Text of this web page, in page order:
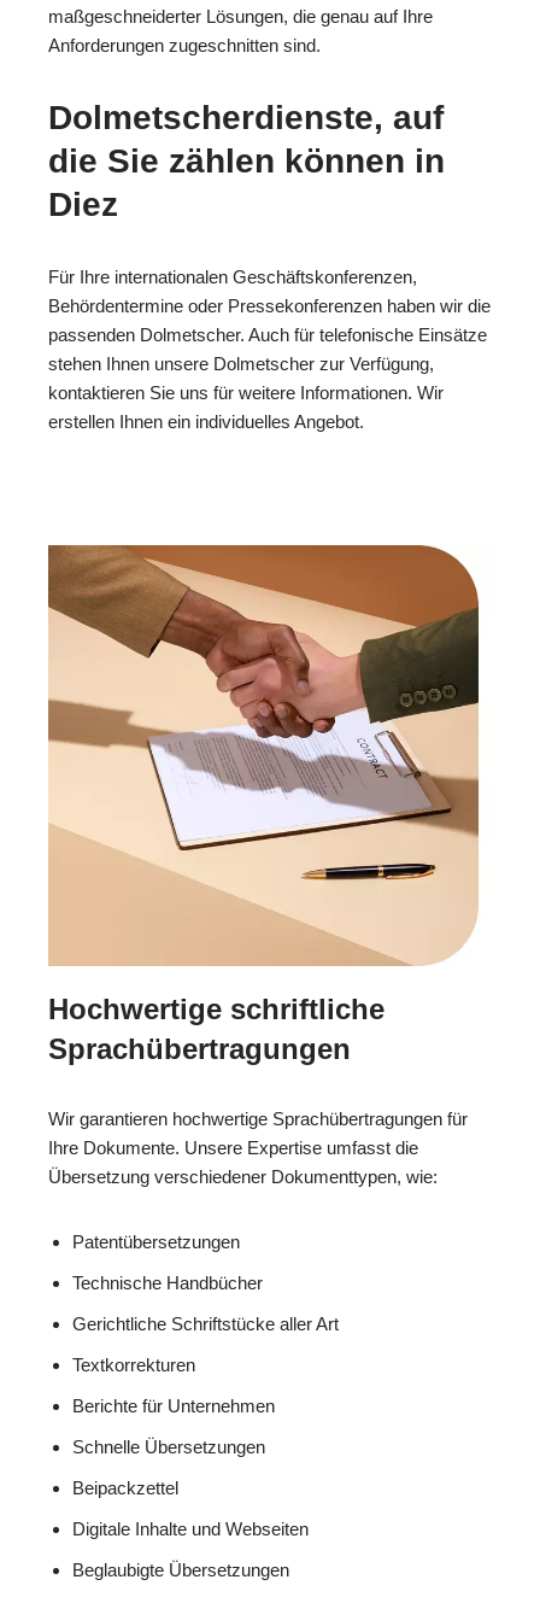
maßgeschneiderter Lösungen, die genau auf Ihre
Anforderungen zugeschnitten sind.
Dolmetscherdienste, auf
die Sie zählen können in
Diez
Für Ihre internationalen Geschäftskonferenzen,
Behördentermine oder Pressekonferenzen haben wir die
passenden Dolmetscher. Auch für telefonische Einsätze
stehen Ihnen unsere Dolmetscher zur Verfügung,
kontaktieren Sie uns für weitere Informationen. Wir
erstellen Ihnen ein individuelles Angebot.
Hochwertige schriftliche
Sprachübertragungen
Wir garantieren hochwertige Sprachübertragungen für
Ihre Dokumente. Unsere Expertise umfasst die
Übersetzung verschiedener Dokumenttypen, wie:
Patentübersetzungen
Technische Handbücher
Gerichtliche Schriftstücke aller Art
Textkorrekturen
Berichte für Unternehmen
Schnelle Übersetzungen
Beipackzettel
Digitale Inhalte und Webseiten
Beglaubigte Übersetzungen